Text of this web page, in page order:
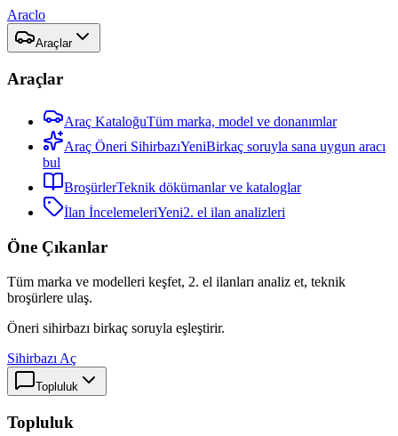
Araclo
Araçlar
Araçlar
Araç KataloğuTüm marka, model ve donanımlar
Araç Öneri SihirbazıYeniBirkaç soruyla sana uygun aracı
bul
BroşürlerTeknik dökümanlar ve kataloglar
İlan İncelemeleriYeni2. el ilan analizleri
Öne Çıkanlar
Tüm marka ve modelleri keşfet, 2. el ilanları analiz et, teknik
broşürlere ulaş.
Öneri sihirbazı birkaç soruyla eşleştirir.
Sihirbazı Aç
Topluluk
Topluluk